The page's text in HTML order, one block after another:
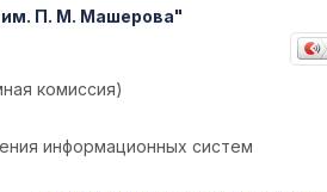
им. П. М. Машерова"
комиссия)
информационных систем